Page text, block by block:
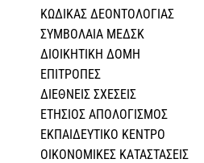
ΚΩΔΙΚΑΣ ΔΕΟΝΤΟΛΟΓΙΑΣ
ΣΥΜΒΟΛΑΙΑ ΜΕΔΣΚ
ΔΙΟΙΚΗΤΙΚΗ ΔΟΜΗ
ΕΠΙΤΡΟΠΕΣ
ΔΙΕΘΝΕΙΣ ΣΧΕΣEIΣ
ΕΤΗΣΙΟΣ ΑΠΟΛΟΓΙΣΜΟΣ
ΕΚΠΑΙΔΕΥΤΙΚΟ ΚΕΝΤΡΟ
ΟΙΚΟΝΟΜΙΚΕΣ ΚΑΤΑΣΤΑΣΕΙΣ